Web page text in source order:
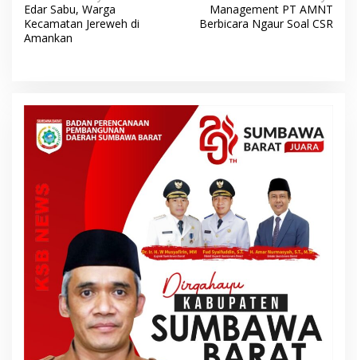
a
v
a
o
Edar Sabu, Warga
Kecamatan Jereweh di
Amankan
Management PT AMNT
Berbicara Ngaur Soal CSR